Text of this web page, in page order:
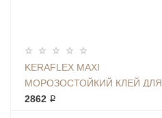
KERAFLEX MAXI
МОРОЗОСТОЙКИЙ КЛЕЙ ДЛЯ
ПЛИТКИ 25КГ БЕЛЫЙ
2862 ₽